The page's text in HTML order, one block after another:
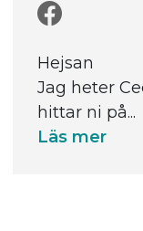
Hejsan
Jag heter
hittar ni på...
Läs mer